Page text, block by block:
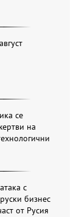
се
на
с
бизнес
от Русия